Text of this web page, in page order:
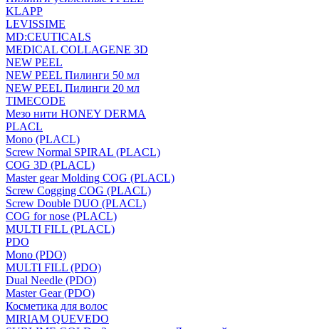
KLAPP
LEVISSIME
MD:CEUTICALS
MEDICAL COLLAGENE 3D
NEW PEEL
NEW PEEL Пилинги 50 мл
NEW PEEL Пилинги 20 мл
TIMECODE
Мезо нити HONEY DERMA
PLACL
Mono (PLACL)
Screw Normal SPIRAL (PLACL)
COG 3D (PLACL)
Master gear Molding COG (PLACL)
Screw Cogging COG (PLACL)
Screw Double DUO (PLACL)
COG for nose (PLACL)
MULTI FILL (PLACL)
PDO
Mono (PDO)
MULTI FILL (PDO)
Dual Needle (PDO)
Master Gear (PDO)
Косметика для волос
MIRIAM QUEVEDO